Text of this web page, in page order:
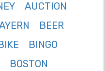
AUCTION
BEER
BINGO
BOSTON